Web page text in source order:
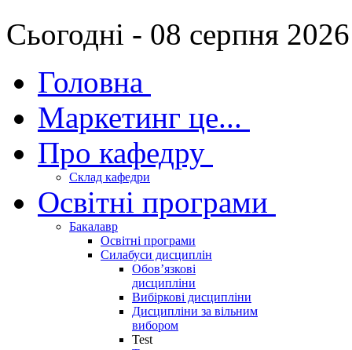
Сьогодні - 08 серпня
Головна
Маркетинг це...
Про кафедру
Склад кафедри
Освітні програми
Бакалавр
Освітні програми
Силабуси дисциплін
Обов’язкові
дисципліни
Вибіркові дисципліни
Дисципліни за вільним
вибором
Test